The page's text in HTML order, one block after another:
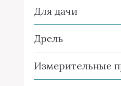
Для дачи
Дрель
Измерительные